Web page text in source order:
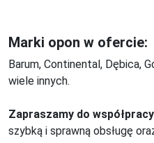
Marki opon w ofercie:
Barum, Continental, Dębica,
wiele innych.
Zapraszamy do
szybką i sprawną obsługę